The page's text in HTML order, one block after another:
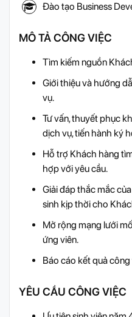
Đào tạo Business
MÔ TẢ CÔNG VIỆC
Tìm kiếm nguồn
Giới thiệu và hướng
vụ.
Tư vấn, thuyết phục
dịch vụ, tiến hành ký
Hỗ trợ Khách hàng
hợp với yêu cầu.
Giải đáp thắc mắc
sinh kịp thời cho
Mở rộng mạng lưới
ứng viên.
Báo cáo kết quả
YÊU CẦU CÔNG VIỆC